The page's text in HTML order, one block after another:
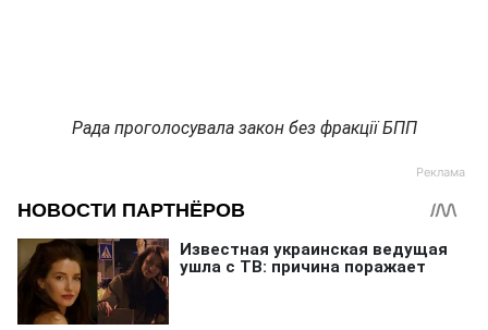
Рада проголосувала закон без фракції БПП